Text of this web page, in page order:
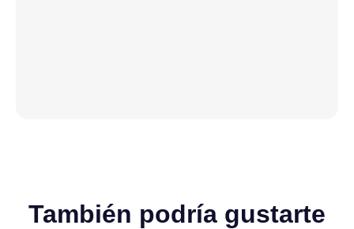
También podría gustarte